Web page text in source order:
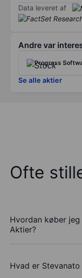
Data leveret af
Andre var
Progress
Se alle aktier
Ofte
Hvordan køber jeg
Aktier?
Hvad er